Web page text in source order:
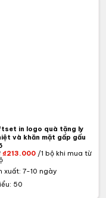
in logo quà tặng ly
và khăn mặt gấp gấu
₫213.000/1 bộ khi mua từ
xuất: 7-10 ngày
50